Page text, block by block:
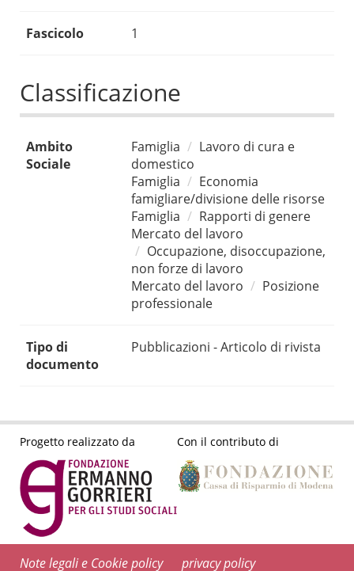
Fascicolo 1
Classificazione
Ambito
Sociale
Famiglia
Lavoro di cura e
domestico
Famiglia
Economia
famigliare/divisione delle risorse
Famiglia
Rapporti di genere
Mercato del lavoro
Occupazione, disoccupazione,
non forze di lavoro
Mercato del lavoro
Posizione
professionale
Tipo di
documento
Pubblicazioni - Articolo di rivista
Progetto realizzato da Con il contributo di
Note legali e Cookie policy privacy policy